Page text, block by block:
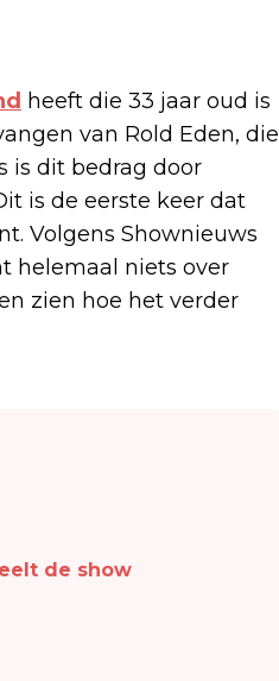
heeft die 33 jaar oud is
van Rold Eden, die
is dit bedrag door
is de eerste keer dat
Volgens Shownieuws
helemaal niets over
zien hoe het verder
de show